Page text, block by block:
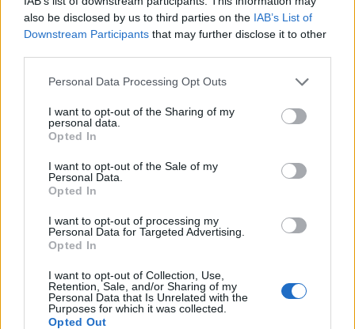
also be disclosed by us to third parties on the IAB’s List of
Downstream Participants that may further disclose it to other
Personal Data Processing Opt Outs
I want to opt-out of the Sharing of my
personal data.
Opted In
I want to opt-out of the Sale of my
Personal Data.
Opted In
I want to opt-out of processing my
Personal Data for Targeted Advertising.
Opted In
I want to opt-out of Collection, Use,
Retention, Sale, and/or Sharing of my
Personal Data that Is Unrelated with the
Purposes for which it was collected.
Opted Out
825.000 euro
Agenzia delle Entrate
2024-06-04
formazione continua per la concessioni di aiuti di stato
esentati ai s
FONDIMPRESA
6.414 euro
2024-03-12
[decisione su SA.100155 e modifiche (estensione
temporale al 30.6.22) ai sensi
agenzia delle entrate